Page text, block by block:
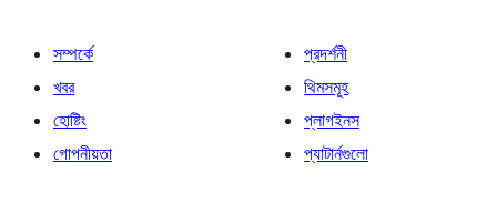
সম্পর্কে
খবর
হোষ্টিং
গোপনীয়তা
প্রদর্শনী
থিমসমূহ
প্লাগইনস
প্যাটার্নগুলো